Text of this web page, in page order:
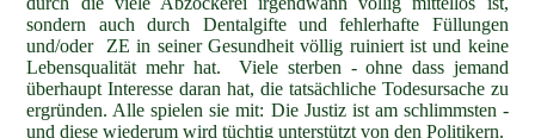
sondern auch durch Dentalgifte und fehlerhafte Füllungen
und/oder ZE in seiner Gesundheit völlig ruiniert ist und keine
Lebensqualität mehr hat. Viele sterben - ohne dass jemand
überhaupt Interesse daran hat, die tatsächliche Todesursache zu
ergründen. Alle spielen sie mit: Die Justiz ist am schlimmsten -
und diese wiederum wird tüchtig unterstützt von den Politikern.